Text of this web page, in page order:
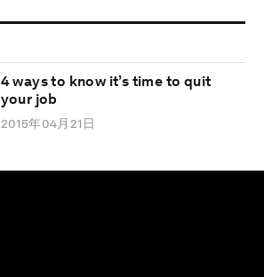
4 ways to know it’s time to quit
your job
2015年04月21日